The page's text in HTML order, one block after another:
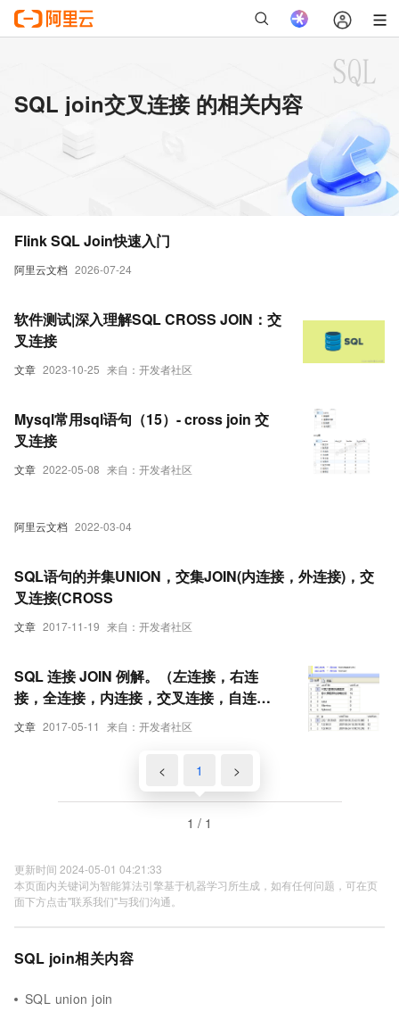
SQL join交叉连接 的相关内容
阿里云文档 2026-07-24
Flink SQL Join快速入门
文章 2023-10-25 来自：开发者社区
软件测试|深入理解SQL CROSS JOIN：交
叉连接
文章 2022-05-08 来自：开发者社区
Mysql常用sql语句（15）- cross join 交
叉连接
阿里云文档 2022-03-04
文章 2017-11-19 来自：开发者社区
SQL语句的并集UNION，交集JOIN(内连接，外连接)，交
叉连接(CROSS
文章 2017-05-11 来自：开发者社区
SQL 连接 JOIN 例解。（左连接，右连
接，全连接，内连接，交叉连接，自连
接）
< 1 >
1 / 1
更新时间 2024-05-01 04:21:33
本页面内关键词为智能算法引擎基于机器学习所生成，如有任何问题，可在页
面下方点击"联系我们"与我们沟通。
SQL join相关内容
SQL union join